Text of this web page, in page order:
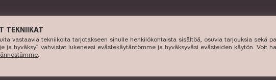
TOIMITUS
TEKNIIKAT
vastaavia tekniikoita tarjotakseen sinulle henkilökohtaista sisältöä, osuvia tarjouksia sekä
ja hyväksy” vahvistat lukeneesi evästekäytäntömme ja hyväksyväsi evästeiden käytön. Voit
​.